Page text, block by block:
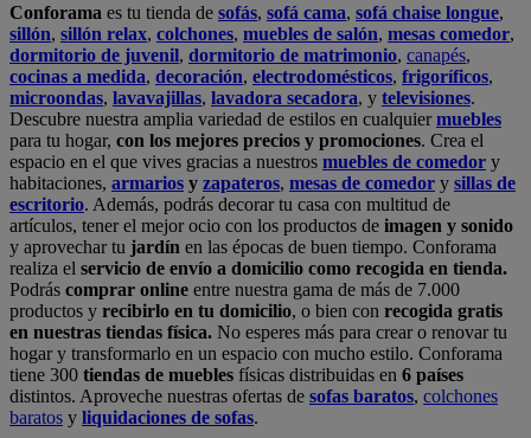
Conforama es tu tienda de sofás, sofá cama, sofá chaise longue,
sillón, sillón relax, colchones, muebles de salón, mesas comedor,
dormitorio de juvenil, dormitorio de matrimonio, canapés,
cocinas a medida, decoración, electrodomésticos, frigoríficos,
microondas, lavavajillas, lavadora secadora, y televisiones.
Descubre nuestra amplia variedad de estilos en cualquiermuebles
para tu hogar, con los mejores precios y promociones. Crea el
espacio en el que vives gracias a nuestros muebles de comedor y
habitaciones, armarios y zapateros, mesas de comedor y sillas de
escritorio. Además, podrás decorar tu casa con multitud de
artículos, tener el mejor ocio con los productos de imagen y sonido
y aprovechar tu jardín en las épocas de buen tiempo. Conforama
realiza el servicio de envío a domicilio como recogida en tienda.
Podrás comprar online entre nuestra gama de más de 7.000
productos y recibirlo en tu domicilio, o bien con recogida gratis
en nuestras tiendas física. No esperes más para crear o renovar tu
hogar y transformarlo en un espacio con mucho estilo. Conforama
tiene 300 tiendas de muebles físicas distribuidas en 6 países
distintos. Aproveche nuestras ofertas de sofas baratos, colchones
baratos y liquidaciones de sofas.